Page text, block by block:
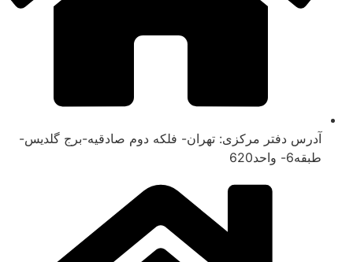
آدرس دفتر مرکزی: تهران- فلکه دوم صادقیه-برج گلدیس-
طبقه6- واحد620